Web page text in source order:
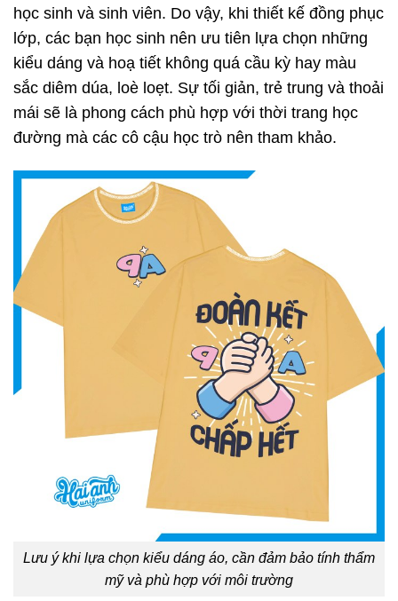
học sinh và sinh viên. Do vậy, khi thiết kế đồng phục
lớp, các bạn học sinh nên ưu tiên lựa chọn những
kiểu dáng và hoạ tiết không quá cầu kỳ hay màu
sắc diêm dúa, loè loẹt. Sự tối giản, trẻ trung và thoải
mái sẽ là phong cách phù hợp với thời trang học
đường mà các cô cậu học trò nên tham khảo.
Lưu ý khi lựa chọn kiểu dáng áo, cần đảm bảo tính thẩm
mỹ và phù hợp với môi trường